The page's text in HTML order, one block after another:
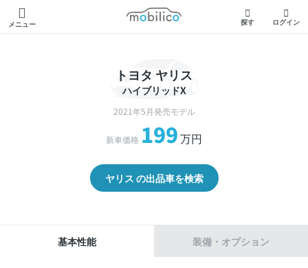
メニュー
モビリコ
探す ログイン
トヨタ ヤリス
ハイブリッドX
2021年5月発売モデル
新車価格 199万円
ヤリス の出品車を検索
基本性能 装備・オプション